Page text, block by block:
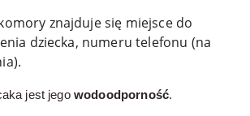
znajduje się miejsce do
dziecka, numeru telefonu (na
jest jego wodoodporność.